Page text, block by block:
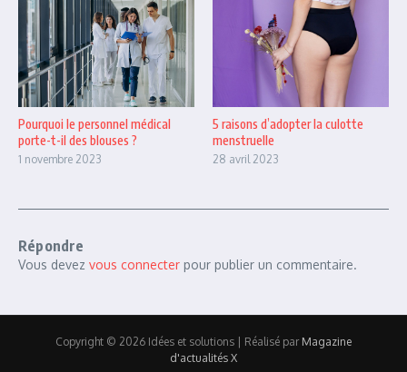
Pourquoi le personnel médical
porte-t-il des blouses ?
1 novembre 2023
5 raisons d’adopter la culotte
menstruelle
28 avril 2023
Répondre
Vous devez vous connecter pour publier un commentaire.
Copyright © 2026 Idées et solutions | Réalisé par Magazine
d'actualités X